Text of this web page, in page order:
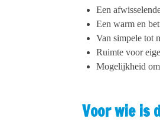
Een
Een warm en
Van simpele tot
Ruimte voor
Mogelijkheid
Voor wie is